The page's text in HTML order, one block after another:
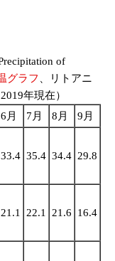
of
グラフ
、リトアニ
年現在）
6月 7月 8月 9月
33.4 35.4 34.4 29.8
21.1 22.1 21.6 16.4